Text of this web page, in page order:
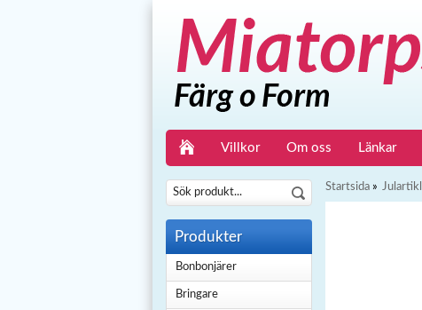
Villkor Om oss Länkar
Produkter
Bonbonjärer
Bringare
Startsida »